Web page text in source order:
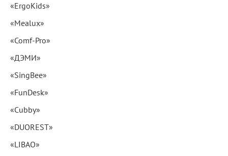
«ErgoKids»
«Mealux»
«Comf-Pro»
«ДЭМИ»
«SingBee»
«FunDesk»
«Cubby»
«DUOREST»
«LIBAO»